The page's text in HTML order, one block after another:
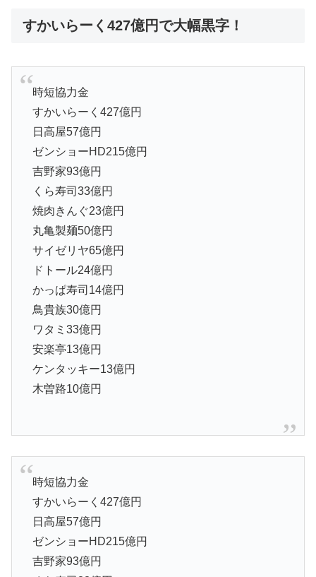
すかいらーく427億円で大幅黒字！
時短協力金
すかいらーく427億円
日高屋57億円
ゼンショーHD215億円
吉野家93億円
くら寿司33億円
焼肉きんぐ23億円
丸亀製麺50億円
サイゼリヤ65億円
ドトール24億円
かっぱ寿司14億円
鳥貴族30億円
ワタミ33億円
安楽亭13億円
ケンタッキー13億円
木曽路10億円
時短協力金
すかいらーく427億円
日高屋57億円
ゼンショーHD215億円
吉野家93億円